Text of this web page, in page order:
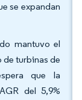
se expandan
mantuvo el
de turbinas de
que la
del 5,9%